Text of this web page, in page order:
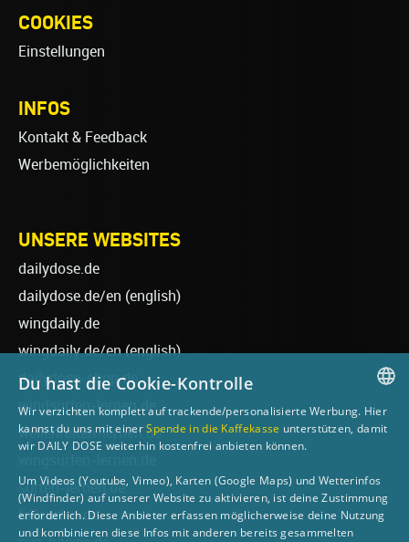
COOKIES
Einstellungen
INFOS
Kontakt & Feedback
Werbemöglichkeiten
UNSERE WEBSITES
dailydose.de
dailydose.de/en (english)
wingdaily.de
wingdaily.de/en(english)
dailydose-shop.de
windsurfen-lernen.de
wellenreiten-lernen.de
surfen-lernen.de
foilsurfen.de
GERMAN
Du hast die Cookie-Kontrolle
Wir verzichten komplett auf trackende/personalisierte Werbung. Hier
kannst du uns mit einerSpende in die Kaffekasse unterstützen, damit
wir DAILY DOSE weiterhin kostenfrei anbieten können.
Um Videos (Youtube, Vimeo), Karten (Google Maps) und Wetterinfos
(Windfinder) auf unserer Website zu aktivieren, ist deine Zustimmung
erforderlich. Diese Anbieter erfassen möglicherweise deine Nutzung
und kombinieren diese Infos mit anderen bereits gesammelten